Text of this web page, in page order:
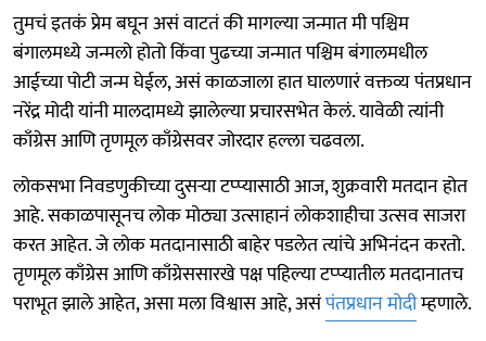
तुमचं इतकं प्रेम बघून असं वाटतं की मागल्या जन्मात मी पश्चिम
बंगालमध्ये जन्मलो होतो किंवा पुढच्या जन्मात पश्चिम बंगालमधील
आईच्या पोटी जन्म घेईल, असं काळजाला हात घालणारं वक्तव्य पंतप्रधान
नरेंद्र मोदी यांनी मालदामध्ये झालेल्या प्रचारसभेत केलं. यावेळी त्यांनी
काँग्रेस आणि तृणमूल काँग्रेसवर जोरदार हल्ला चढवला.
लोकसभा निवडणुकीच्या दुसऱ्या टप्प्यासाठी आज, शुक्रवारी मतदान होत
आहे. सकाळपासूनच लोक मोठ्या उत्साहानं लोकशाहीचा उत्सव साजरा
करत आहेत. जे लोक मतदानासाठी बाहेर पडलेत त्यांचे अभिनंदन करतो.
तृणमूल काँग्रेस आणि काँग्रेससारखे पक्ष पहिल्या टप्प्यातील मतदानातच
पराभूत झाले आहेत, असा मला विश्वास आहे, असंपंतप्रधान मोदीम्हणाले.